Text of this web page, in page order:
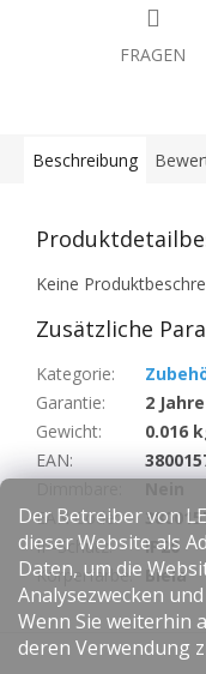
Der Betreiber von
dieser Website als
Daten, um die
Analysezwecken
Wenn Sie weiterhin
deren Verwendung
FRAGEN
Beschreibung
Keine
Zusätzliche
Kategorie:
Garantie:
2 Jahre
Gewicht:
0.016
EAN:
EAN Code:
IP-Schutz:
IP20
Körperfarbe: Biela